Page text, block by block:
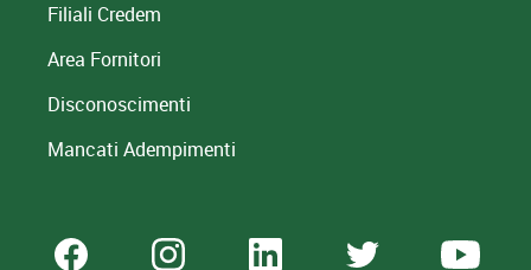
Filiali Credem
Area Fornitori
Disconoscimenti
Mancati Adempimenti